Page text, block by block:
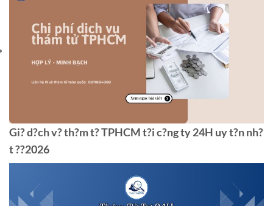
Gi? d?ch v? th?m t? TPHCM t?i c?ng ty 24H uy t?n nh?
t ??2026